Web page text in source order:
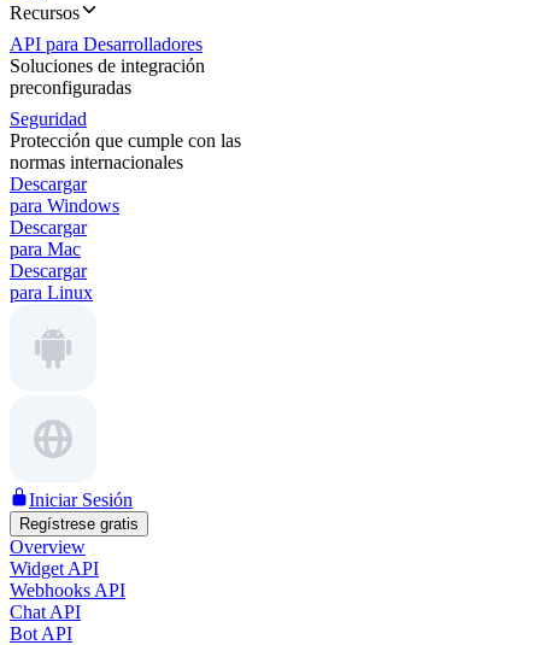
Recursos
API para Desarrolladores
Soluciones de integración
preconfiguradas
Seguridad
Protección que cumple con las
normas internacionales
Descargar
para Windows
Descargar
para Mac
Descargar
para Linux
Iniciar Sesión
Regístrese gratis
Overview
Widget API
Webhooks API
Chat API
Bot API